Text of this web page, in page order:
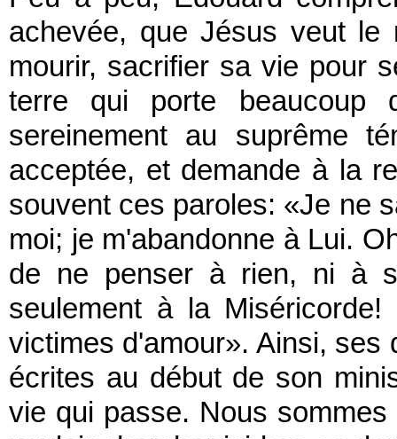
achevée, que Jésus veut
mourir, sacrifier sa vie pour
terre qui porte
sereinement au suprême
acceptée, et demande à la
souvent ces paroles: «Je ne
moi; je m'abandonne à Lui.
de ne penser à rien, ni à
seulement à la
victimes d'amour». Ainsi, ses
écrites au début de son
vie qui passe. Nous